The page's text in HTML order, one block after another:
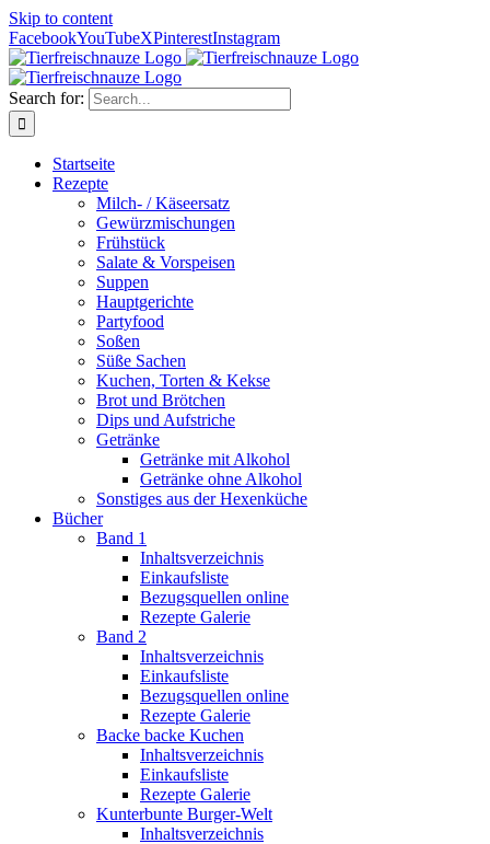
Skip to content
FacebookYouTubeXPinterestInstagram
Search for:
Startseite
Rezepte
Milch- / Käseersatz
Gewürzmischungen
Frühstück
Salate & Vorspeisen
Suppen
Hauptgerichte
Partyfood
Soßen
Süße Sachen
Kuchen, Torten & Kekse
Brot und Brötchen
Dips und Aufstriche
Getränke
Getränke mit Alkohol
Getränke ohne Alkohol
Sonstiges aus der Hexenküche
Bücher
Band 1
Inhaltsverzeichnis
Einkaufsliste
Bezugsquellen online
Rezepte Galerie
Band 2
Inhaltsverzeichnis
Einkaufsliste
Bezugsquellen online
Rezepte Galerie
Backe backe Kuchen
Inhaltsverzeichnis
Einkaufsliste
Rezepte Galerie
Kunterbunte Burger-Welt
Inhaltsverzeichnis